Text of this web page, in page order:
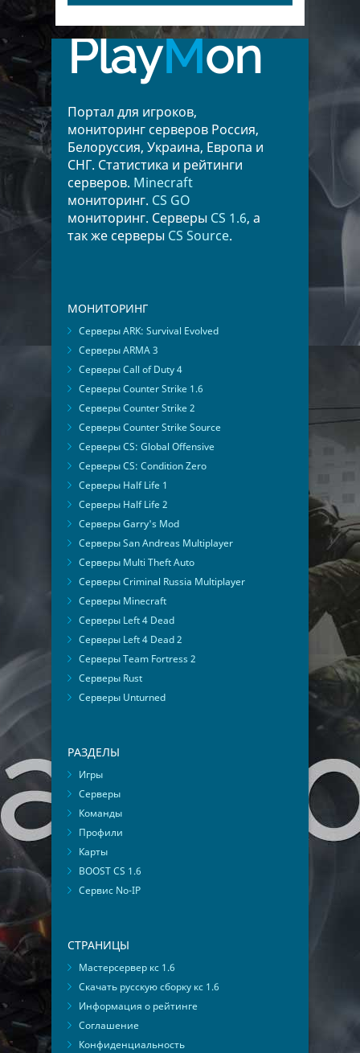
PlayMon
Портал для игроков,
мониторинг серверов Россия,
Белоруссия, Украина, Европа и
СНГ. Статистика и рейтинги
серверов. Minecraft
мониторинг. CS GO
мониторинг. Серверы CS 1.6, а
так же серверы CS Source.
МОНИТОРИНГ
Серверы ARK: Survival Evolved
Серверы ARMA 3
Серверы Call of Duty 4
Серверы Counter Strike 1.6
Серверы Counter Strike 2
Серверы Counter Strike Source
Серверы CS: Global Offensive
Серверы CS: Condition Zero
Серверы Half Life 1
Серверы Half Life 2
Серверы Garry's Mod
Серверы San Andreas Multiplayer
Серверы Multi Theft Auto
Серверы Criminal Russia Multiplayer
Серверы Minecraft
Серверы Left 4 Dead
Серверы Left 4 Dead 2
Серверы Team Fortress 2
Серверы Rust
Серверы Unturned
РАЗДЕЛЫ
Игры
Серверы
Команды
Профили
Карты
BOOST CS 1.6
Сервис No-IP
СТРАНИЦЫ
Мастерсервер кс 1.6
Скачать русскую сборку кс 1.6
Информация о рейтинге
Соглашение
Конфиденциальность